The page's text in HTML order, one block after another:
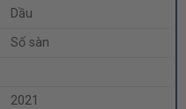
Dầu
Số sàn
2021